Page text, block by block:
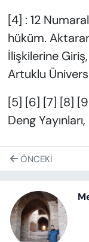
[4] : 12
hüküm.
İlişkilerine
Artuklu
[5] [6] [7] [8]
Deng
ÖNCEKI